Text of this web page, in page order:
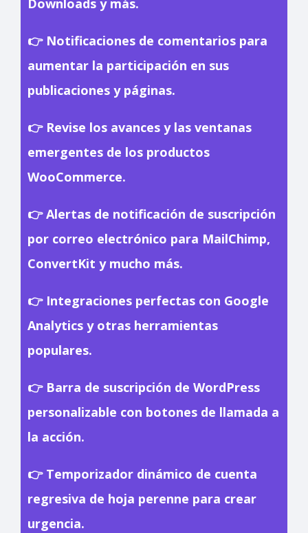
Downloads y más.
👉 Notificaciones de comentarios para
aumentar la participación en sus
publicaciones y páginas.
👉 Revise los avances y las ventanas
emergentes de los productos
WooCommerce.
👉 Alertas de notificación de suscripción
por correo electrónico para MailChimp,
ConvertKit y mucho más.
👉 Integraciones perfectas con Google
Analytics y otras herramientas
populares.
👉 Barra de suscripción de WordPress
personalizable con botones de llamada a
la acción.
👉 Temporizador dinámico de cuenta
regresiva de hoja perenne para crear
urgencia.